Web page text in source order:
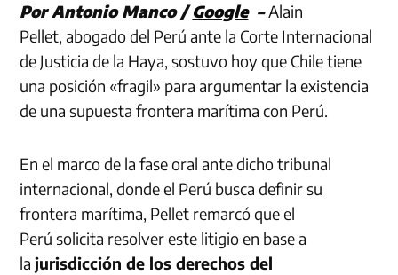
Por Antonio Manco /Google–Alain
Pellet, abogado del Perú ante la Corte Internacional
de Justicia de la Haya, sostuvo hoy que Chile tiene
una posición «fragil» para argumentar la existencia
de una supuesta frontera marítima con Perú.
En el marco de la fase oral ante dicho tribunal
internacional, donde el Perú busca definir su
frontera marítima, Pellet remarcó que el
Perú solicita resolver este litigio en base a
lajurisdicción de los derechos del